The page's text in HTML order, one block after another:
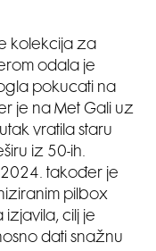
kolekcija za
odala je
pokucati na
je na Met Gali uz
vratila staru
iz 50-ih.
također je
pilbox
izjavila, cilj je
dati snažnu